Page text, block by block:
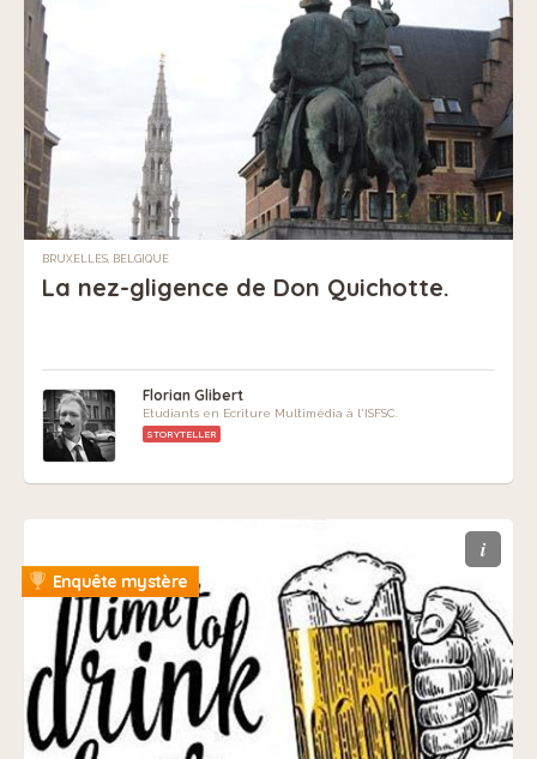
BRUXELLES, BELGIQUE
La nez-gligence de Don Quichotte.
Florian Glibert
Etudiants en Ecriture Multimédia à l'ISFSC.
STORYTELLER
i
Enquête mystère